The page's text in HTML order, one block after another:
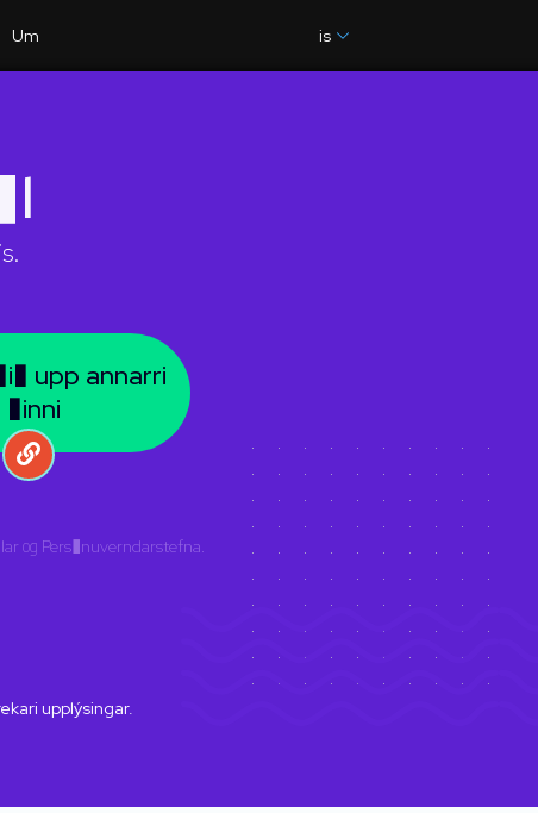
is
Um
upp annarri
og Pers�nuverndarstefna
upplýsingar.